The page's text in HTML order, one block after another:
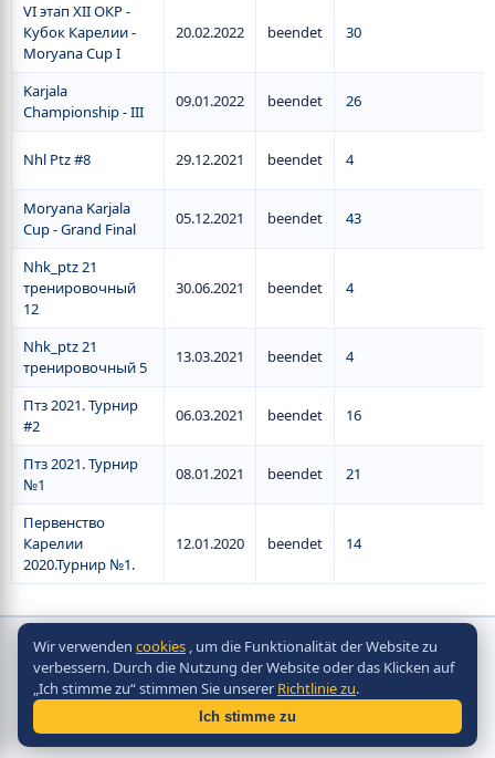
VI этап XII ОКР -
Кубок Карелии -
Moryana Cup I
20.02.2022 beendet 30
Karjala
Championship - III
09.01.2022 beendet 26
Nhl Ptz #8 29.12.2021 beendet 4
Moryana Karjala
Cup - Grand Final
05.12.2021 beendet 43
Nhk_ptz 21
тренировочный
12
30.06.2021 beendet 4
Nhk_ptz 21
тренировочный 5
13.03.2021 beendet 4
Птз 2021. Турнир
#2
06.03.2021 beendet 16
Птз 2021. Турнир
№1
08.01.2021 beendet 21
Первенство
Карелии
2020.Турнир №1.
12.01.2020 beendet 14
Copyright © Scorpion Table Hockey Systems
2010 - 2026
Разработка сайта -
Wir verwenden cookies , um die Funktionalität der Website zu
verbessern. Durch die Nutzung der Website oder das Klicken auf
„Ich stimme zu“ stimmen Sie unserer Richtlinie zu.
Ich stimme zu